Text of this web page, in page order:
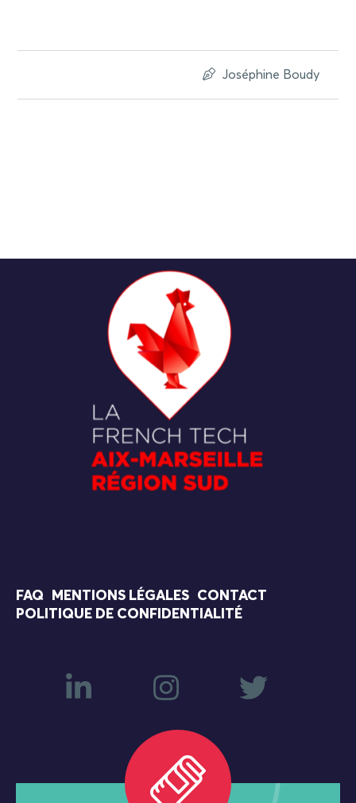
Joséphine Boudy
FAQ MENTIONS LÉGALES
CONTACT
POLITIQUE DE CONFIDENTIALITÉ